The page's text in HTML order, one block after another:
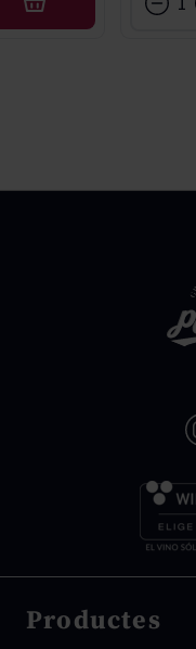
AFEGIR
Productes